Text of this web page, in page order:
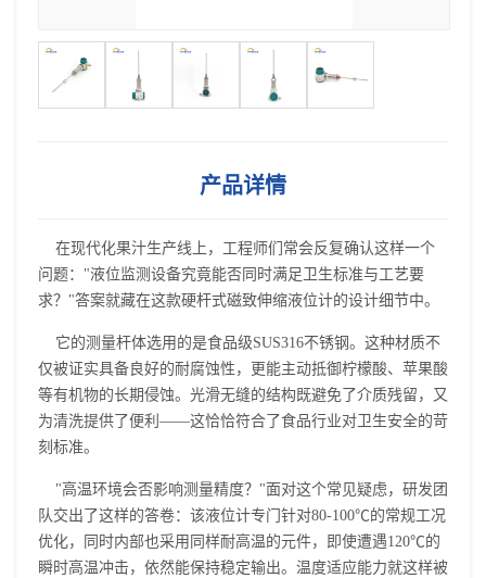
产品详情
在现代化果汁生产线上，工程师们常会反复确认这样一个
问题："液位监测设备究竟能否同时满足卫生标准与工艺要
求？"答案就藏在这款硬杆式磁致伸缩液位计的设计细节中。
它的测量杆体选用的是食品级SUS316不锈钢。这种材质不
仅被证实具备良好的耐腐蚀性，更能主动抵御柠檬酸、苹果酸
等有机物的长期侵蚀。光滑无缝的结构既避免了介质残留，又
为清洗提供了便利——这恰恰符合了食品行业对卫生安全的苛
刻标准。
"高温环境会否影响测量精度？"面对这个常见疑虑，研发团
队交出了这样的答卷：该液位计专门针对80-100℃的常规工况
优化，同时内部也采用同样耐高温的元件，即使遭遇120℃的
瞬时高温冲击，依然能保持稳定输出。温度适应能力就这样被